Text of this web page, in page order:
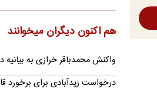
شرکت سینوپک، بزرگ‌ترین
نفت از خاورمیانه، خرید نفت خام
تصمیم نهایی در انتظار ایران
یک رسانه عربی به نقل از منابع
سر خطوط کلی بازگشایی تنگه هرمز به
هم اکنون دیگران میخوانند
واکنش محمدباقر خرازی به بیانیه
درخواست زیدآبادی برای برخورد